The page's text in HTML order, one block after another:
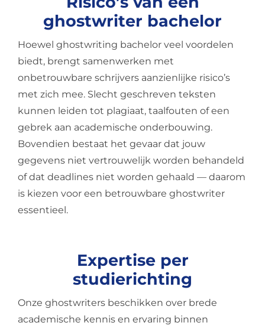
ghostwriter bachelor
Hoewel ghostwriting bachelor veel voordelen
biedt, brengt samenwerken met
onbetrouwbare schrijvers aanzienlijke risico’s
met zich mee. Slecht geschreven teksten
kunnen leiden tot plagiaat, taalfouten of een
gebrek aan academische onderbouwing.
Bovendien bestaat het gevaar dat jouw
gegevens niet vertrouwelijk worden behandeld
of dat deadlines niet worden gehaald — daarom
is kiezen voor een betrouwbare ghostwriter
essentieel.
Expertise per
studierichting
Onze ghostwriters beschikken over brede
academische kennis en ervaring binnen